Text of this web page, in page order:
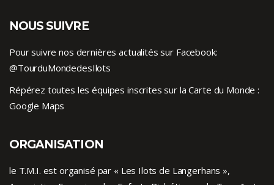
NOUS SUIVRE
Pour suivre nos dernières actualités sur Facebook:
@TourduMondedesIlots
Répérez toutes les équipes inscrites sur la Carte du Monde :
Google Maps
ORGANISATION
le T.M.I. est organisé par « Les Ilots de Langerhans »,